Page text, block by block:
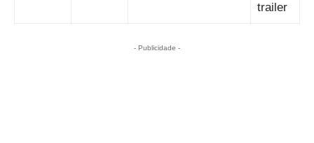
trailer
- Publicidade -